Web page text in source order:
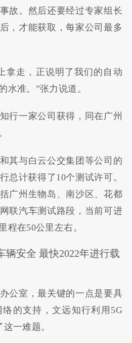
故。然后还要经过专家组长
，才能获取，每家公司最多
拿走，正说明了我们的自动
水准。”张力说道。
行一家公司获得，同在广州
其与白云公交集团等公司的
计获得了10个测试许可。
广州生物岛、南沙区、花都
联汽车测试路段，当前可进
程在50公里左右。
辆安全 最快2022年进行载
公室，最关键的一点是要具
的支持，文远知行利用5G
一难题。